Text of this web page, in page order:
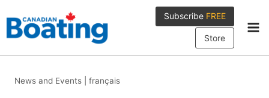
to
content
Subscribe FREE
Store
News and Events français